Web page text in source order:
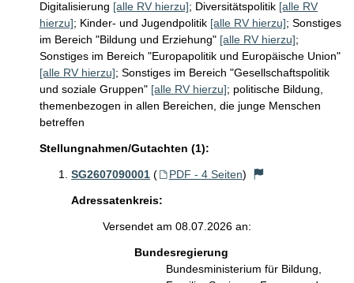
Digitalisierung [alle RV hierzu]; Diversitätspolitik [alle RV
hierzu]; Kinder- und Jugendpolitik [alle RV hierzu]; Sonstiges
im Bereich "Bildung und Erziehung" [alle RV hierzu];
Sonstiges im Bereich "Europapolitik und Europäische Union"
[alle RV hierzu]; Sonstiges im Bereich "Gesellschaftspolitik
und soziale Gruppen" [alle RV hierzu]; politische Bildung,
themenbezogen in allen Bereichen, die junge Menschen
betreffen
Stellungnahmen/Gutachten (1):
SG2607090001 ( PDF - 4 Seiten)
Adressatenkreis:
Versendet am 08.07.2026 an:
Bundesregierung
Bundesministerium für Bildung,